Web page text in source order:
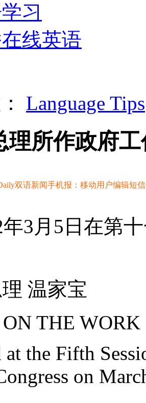
习
线英语
Language Tips
理所作政府
双语新闻手机报：移动用户编辑短信
3月5日在第十
温家宝
ON THE
at the Fifth
on